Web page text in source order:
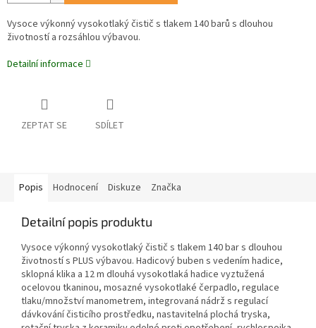
Vysoce výkonný vysokotlaký čistič s tlakem 140 barů s dlouhou
životností a rozsáhlou výbavou.
Detailní informace
ZEPTAT SE SDÍLET
Popis Hodnocení Diskuze Značka
Detailní popis produktu
Vysoce výkonný vysokotlaký čistič s tlakem 140 bar s dlouhou
životností s PLUS výbavou. Hadicový buben s vedením hadice,
sklopná klika a 12 m dlouhá vysokotlaká hadice vyztužená
ocelovou tkaninou, mosazné vysokotlaké čerpadlo, regulace
tlaku/množství manometrem, integrovaná nádrž s regulací
dávkování čisticího prostředku, nastavitelná plochá tryska,